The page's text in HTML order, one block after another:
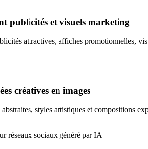
publicités et visuels marketing
attractives, affiches promotionnelles,
créatives en images
styles artistiques et compositions